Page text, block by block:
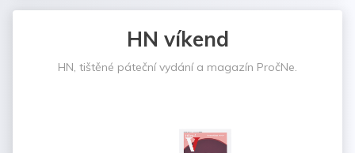
HN víkend
HN, tištěné páteční vydání a magazín PročNe.